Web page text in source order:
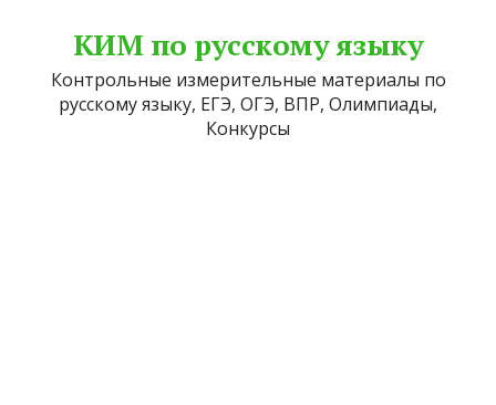
КИМ по русскому языку
Контрольные измерительные материалы по
русскому языку, ЕГЭ, ОГЭ, ВПР, Олимпиады,
Конкурсы